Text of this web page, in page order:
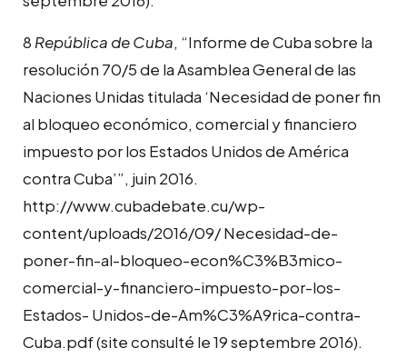
8 República de Cuba, “Informe de Cuba sobre la
resolución 70/5 de la Asamblea General de las
Naciones Unidas titulada ‘Necesidad de poner fin
al bloqueo económico, comercial y financiero
impuesto por los Estados Unidos de América
contra Cuba’”, juin 2016.
http://www.cubadebate.cu/wp-
content/uploads/2016/09/ Necesidad-de-
poner-fin-al-bloqueo-econ%C3%B3mico-
comercial-y-financiero-impuesto-por-los-
Estados- Unidos-de-Am%C3%A9rica-contra-
Cuba.pdf (site consulté le 19 septembre 2016).